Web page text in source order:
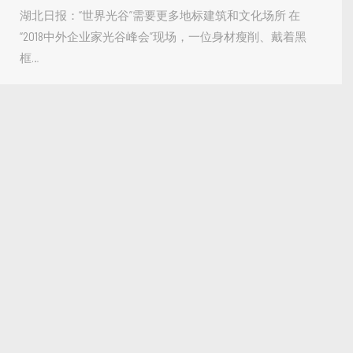
湖北日报：“世界光谷”需要更多地标建筑和文化场所 在
“2018中外企业家光谷峰会”现场，一位身材瘦削、戴着黑
框…